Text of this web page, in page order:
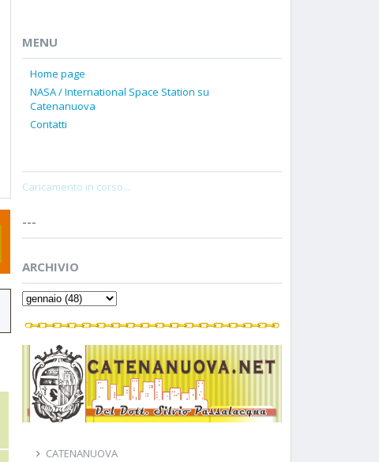
MENU
Home page
NASA / International Space Station su
Catenanuova
Contatti
Caricamento in corso...
---
ARCHIVIO
CATENANUOVA